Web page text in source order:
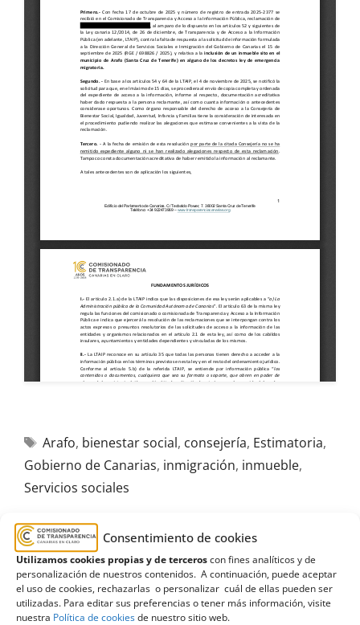
Consentimiento de cookies
Utilizamos cookies propias y de terceroscon fines analíticos y de
personalización de nuestros contenidos. A continuación, puede aceptar
el uso de cookies, rechazarlas o personalizar cuál de ellas pueden ser
utilizadas. Para editar sus preferencias o tener más información, visite
nuestra Política de cookiesde nuestro sitio web.
Arafo, bienestar social, consejería, Estimatoria,
Gobierno de Canarias, inmigración, inmueble,
Servicios sociales
R81/2025
06/11/2025